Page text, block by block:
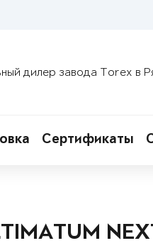
дилер завода Torex в
Сертификаты